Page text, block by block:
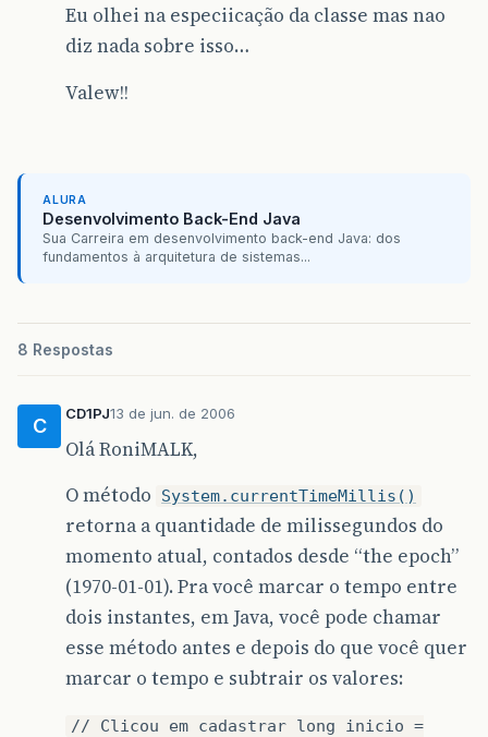
Eu olhei na especiicação da classe mas nao
diz nada sobre isso…
Valew!!
ALURA
Desenvolvimento Back-End Java
Sua Carreira em desenvolvimento back-end Java: dos
fundamentos à arquitetura de sistemas...
8 Respostas
C
CD1PJ13 de jun. de 2006
Olá RoniMALK,
O método
System.currentTimeMillis()
retorna a quantidade de milissegundos do
momento atual, contados desde “the epoch”
(1970-01-01). Pra você marcar o tempo entre
dois instantes, em Java, você pode chamar
esse método antes e depois do que você quer
marcar o tempo e subtrair os valores:
// Clicou em cadastrar long inicio =